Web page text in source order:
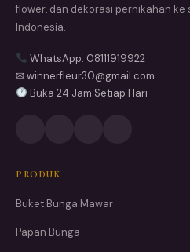
flower, dan dekorasi pernikahan ke
Indonesia.
WhatsApp: 08111919922
✉ winnerfleur30@gmail.com
Buka 24 Jam Setiap Hari
PRODUK
Buket Bunga Mawar
Papan Bunga